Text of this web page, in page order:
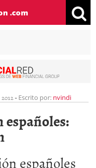
.com
- Escrito por: nvindi
españoles